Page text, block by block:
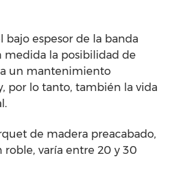
bajo espesor de la banda
medida la posibilidad de
un mantenimiento
por lo tanto, también la vida
de madera preacabado,
varía entre 20 y 30